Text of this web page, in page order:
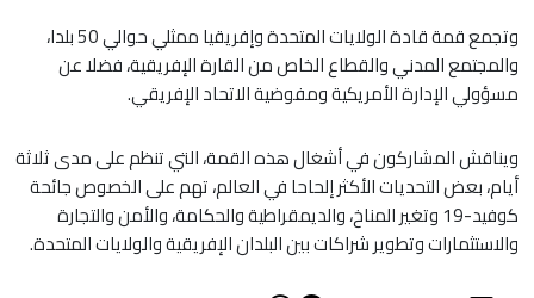
وتجمع قمة قادة الولايات المتحدة وإفريقيا ممثلي حوالي 50 بلدا،
والمجتمع المدني والقطاع الخاص من القارة الإفريقية، فضلا عن
مسؤولي الإدارة الأمريكية ومفوضية الاتحاد الإفريقي.
ويناقش المشاركون في أشغال هذه القمة، التي تنظم على مدى ثلاثة
أيام، بعض التحديات الأكثر إلحاحا في العالم، تهم على الخصوص جائحة
كوفيد-19 وتغير المناخ، والديمقراطية والحكامة، والأمن والتجارة
والاستثمارات وتطوير شراكات بين البلدان الإفريقية والولايات المتحدة.